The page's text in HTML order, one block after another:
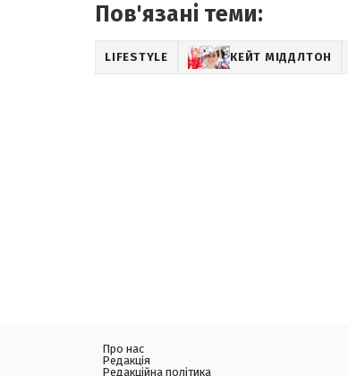
Пов'язані теми:
LIFESTYLE КЕЙТ МІДДЛТОН
Про нас
Редакція
Редакційна політика